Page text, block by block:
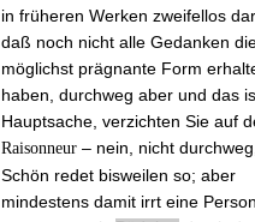
in früheren Werken zweifellos
daß noch nicht alle Gedanken
möglichst prägnante Form
haben, durchweg aber und das
Hauptsache, verzichten Sie auf
Raisonneur ‒ nein, nicht
Schön redet bisweilen so; aber
mindestens damit irrt eine Person